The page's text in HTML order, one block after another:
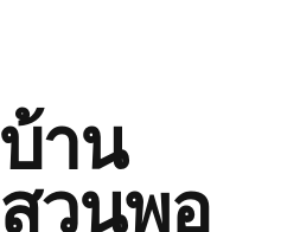
บ้าน
สวนพอ